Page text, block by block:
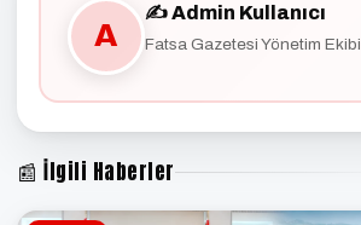
A
✍️ Admin Kullanıcı
Fatsa Gazetesi Yönetim Ekibi
📰 İlgili Haberler